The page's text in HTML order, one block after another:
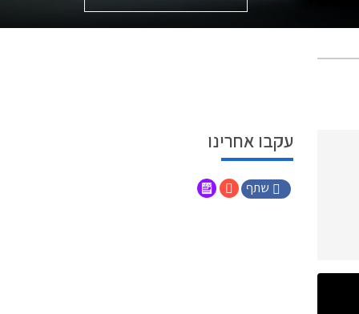
עקבו אחרינו
שתף